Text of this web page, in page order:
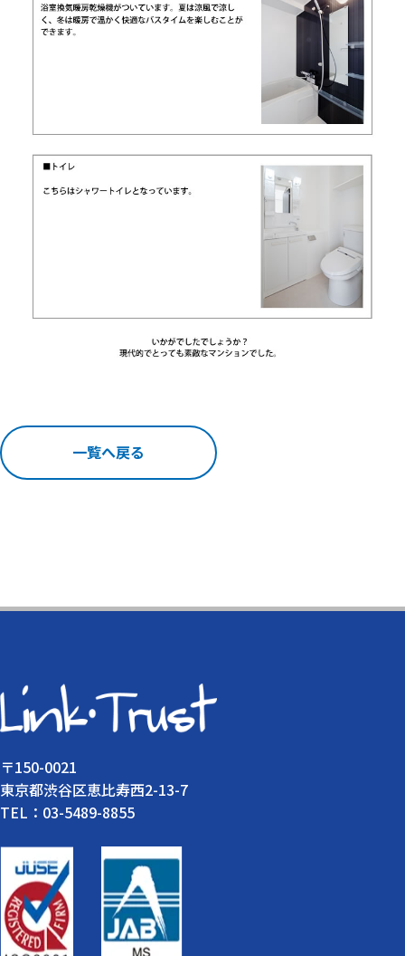
一覧へ戻る
〒150-0021
東京都渋谷区恵比寿西2-13-7
TEL：03-5489-8855